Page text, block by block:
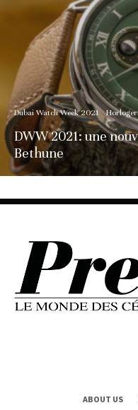
Dubai Watch Week 2021
DWW 2021: une
Bethune
ABOUT US